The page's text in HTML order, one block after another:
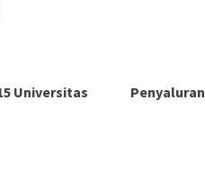
Universitas